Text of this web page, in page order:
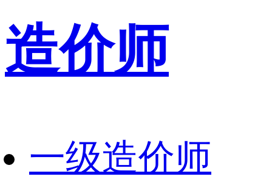
造价师
一级造价师